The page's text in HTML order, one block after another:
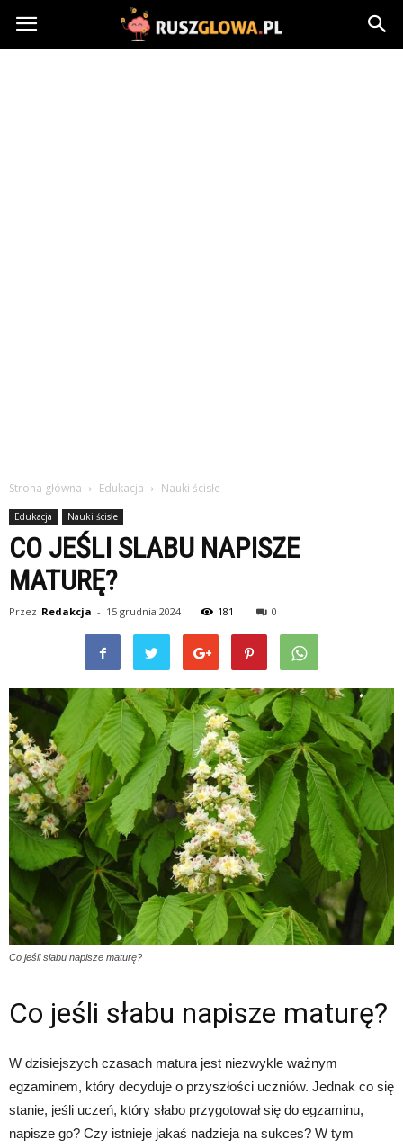
Ruszglowa.pl
Strona główna Edukacja Nauki ścisłe
Edukacja Nauki ścisłe
CO JEŚLI SLABU NAPISZE
MATURĘ?
Przez Redakcja - 15 grudnia 2024 181 0
Co jeśli slabu napisze maturę?
Co jeśli słabu napisze maturę?
W dzisiejszych czasach matura jest niezwykle ważnym
egzaminem, który decyduje o przyszłości uczniów. Jednak co się
stanie, jeśli uczeń, który słabo przygotował się do egzaminu,
napisze go? Czy istnieje jakaś nadzieja na sukces? W tym